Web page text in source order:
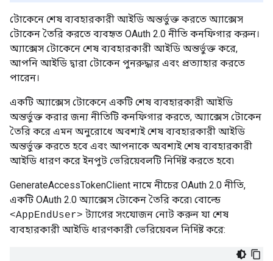
টোকেনে শেষ ব্যবহারকারী আইডি অন্তর্ভুক্ত করতে অ্যাক্সেস
টোকেন তৈরি করতে ব্যবহৃত OAuth 2.0 নীতি কনফিগার করুন।
অ্যাক্সেস টোকেনে শেষ ব্যবহারকারী আইডি অন্তর্ভুক্ত করে,
আপনি আইডি দ্বারা টোকেন পুনরুদ্ধার এবং প্রত্যাহার করতে
পারেন।
একটি অ্যাক্সেস টোকেনে একটি শেষ ব্যবহারকারী আইডি
অন্তর্ভুক্ত করার জন্য নীতিটি কনফিগার করতে, অ্যাক্সেস টোকেন
তৈরি করে এমন অনুরোধে অবশ্যই শেষ ব্যবহারকারী আইডি
অন্তর্ভুক্ত করতে হবে এবং আপনাকে অবশ্যই শেষ ব্যবহারকারী
আইডি ধারণ করে ইনপুট ভেরিয়েবলটি নির্দিষ্ট করতে হবে৷
GenerateAccessTokenClient নামে নীচের OAuth 2.0 নীতি,
একটি OAuth 2.0 অ্যাক্সেস টোকেন তৈরি করে৷ বোল্ডে
<AppEndUser> ট্যাগের সংযোজন নোট করুন যা শেষ
ব্যবহারকারী আইডি ধারণকারী ভেরিয়েবল নির্দিষ্ট করে: